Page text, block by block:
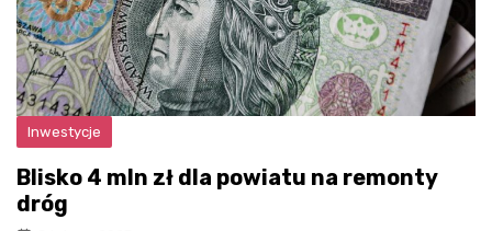
Inwestycje
Blisko 4 mln zł dla powiatu na remonty
dróg